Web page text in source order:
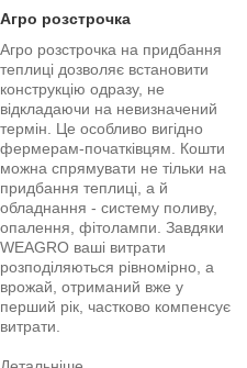
Агро розстрочка
Агро розстрочка на придбання
теплиці дозволяє встановити
конструкцію одразу, не
відкладаючи на невизначений
термін. Це особливо вигідно
фермерам-початківцям. Кошти
можна спрямувати не тільки на
придбання теплиці, а й
обладнання - систему поливу,
опалення, фітолампи. Завдяки
WEAGRO ваші витрати
розподіляються рівномірно, а
врожай, отриманий вже у
перший рік, частково компенсує
витрати.